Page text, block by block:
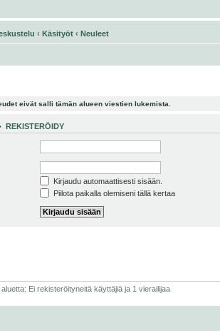
‹ Käsityöt ‹ Neuleet
eivät salli tämän alueen viestien lukemista.
REKISTERÖIDY
Kirjaudu automaattisesti sisään.
Piilota paikalla olemiseni tällä kertaa
Ei rekisteröityneitä käyttäjiä ja 1 vierailijaa